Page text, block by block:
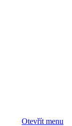
Otevřít menu